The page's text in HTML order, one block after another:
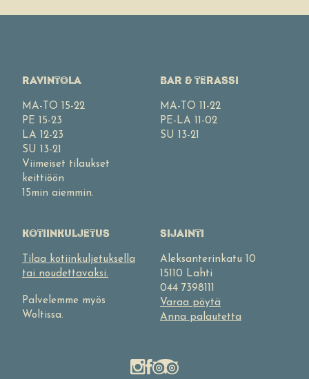
RAVINTOLA
MA-TO 15-22
PE 15-23
LA 12-23
SU 13-21
Viimeiset tilaukset
keittiöön
15min aiemmin.
BAR & TERASSI
MA-TO 11-22
PE-LA 11-02
SU 13-21
KOTIINKULJETUS
Tilaa kotiinkuljetuksella
tai noudettavaksi.
Palvelemme myös
Woltissa.
SIJAINTI
Aleksanterinkatu 10
15110 Lahti
044 7398111
Varaa pöytä
Anna palautetta